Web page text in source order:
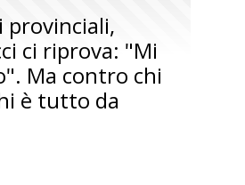
provinciali,
ci riprova: "Mi
Ma contro chi
è tutto da